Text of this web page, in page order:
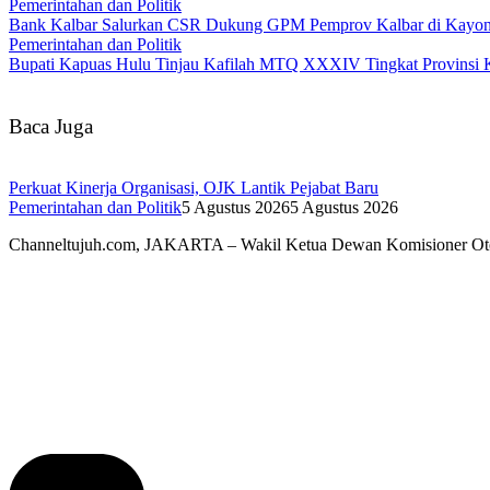
Pemerintahan dan Politik
Bank Kalbar Salurkan CSR Dukung GPM Pemprov Kalbar di
Pemerintahan dan Politik
Bupati Kapuas Hulu Tinjau Kafilah MTQ XXXIV Tingkat Provinsi
Baca Juga
Perkuat Kinerja Organisasi, OJK Lantik Pejabat Baru
Pemerintahan dan Politik5 Agustus 20265 Agustus 2026
Channeltujuh.com, JAKARTA – Wakil Ketua Dewan Komisioner